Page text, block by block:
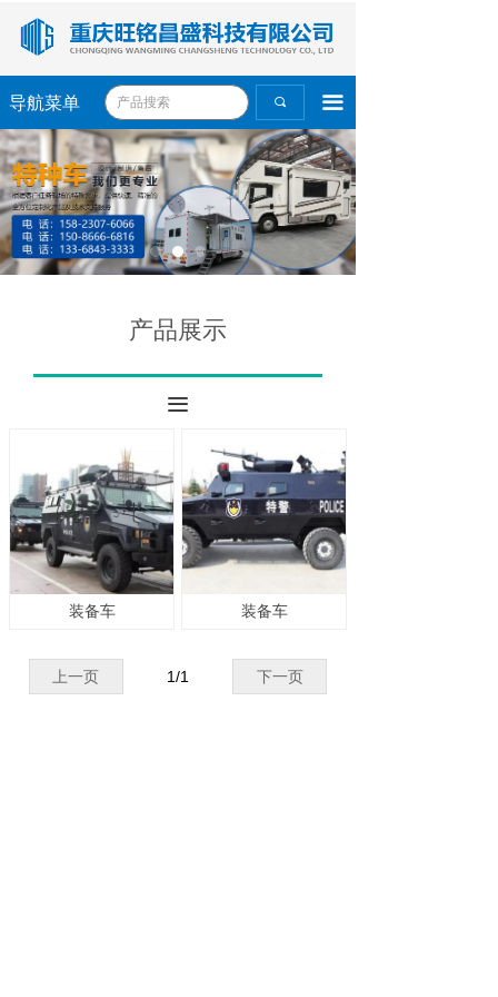
끠 끀
导航菜单
끀
产品展示
装备车 装备车
上一页 下一页
1/1